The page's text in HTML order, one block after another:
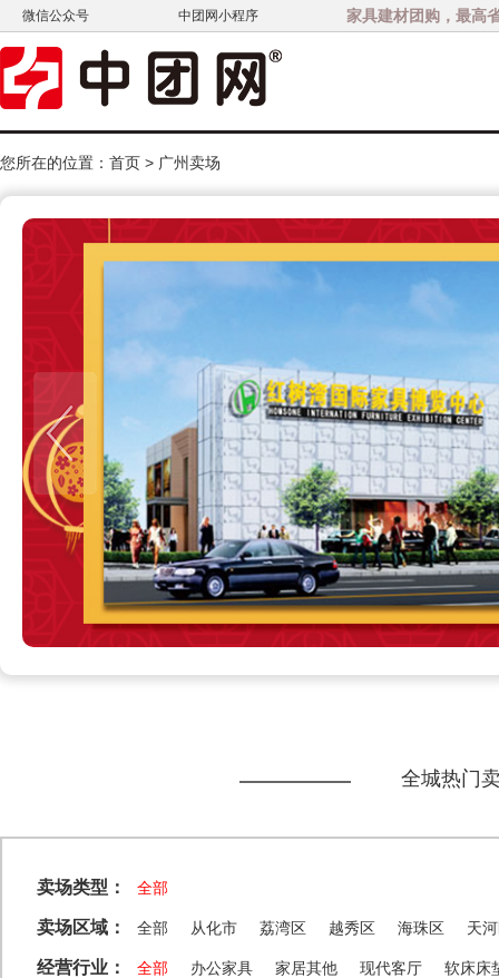
微信公众号 中团网小程序 家具建材团购，最高
您所在的位置： 首页 > 广州卖场
全城热门
卖场类型： 全部
卖场区域： 全部 从化市 荔湾区 越秀区 海珠区 天
经营行业： 全部 办公家具 家居其他 现代客厅 软床床